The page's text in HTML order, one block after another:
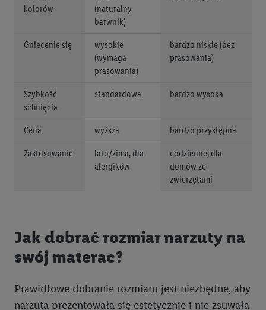
kolorów
(naturalny
barwnik)
Gniecenie się
wysokie
(wymaga
prasowania)
bardzo niskie (bez
prasowania)
Szybkość
schnięcia
standardowa bardzo wysoka
Cena wyższa bardzo przystępna
Zastosowanie
lato/zima, dla
alergików
codzienne, dla
domów ze
zwierzętami
Jak dobrać rozmiar narzuty na
swój materac?
Prawidłowe dobranie rozmiaru jest niezbędne, aby
narzuta prezentowała się estetycznie i nie zsuwała